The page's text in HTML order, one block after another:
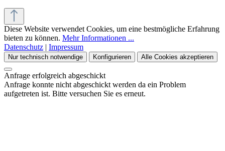
Diese Website verwendet Cookies, um eine bestmögliche Erfahrung
bieten zu können. Mehr Informationen ...
Datenschutz | Impressum
Nur technisch notwendige Konfigurieren Alle Cookies akzeptieren
Anfrage erfolgreich abgeschickt
Anfrage konnte nicht abgeschickt werden da ein Problem
aufgetreten ist. Bitte versuchen Sie es erneut.